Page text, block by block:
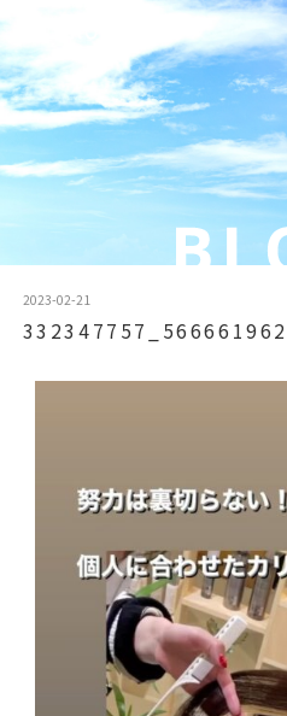
2023-02-21